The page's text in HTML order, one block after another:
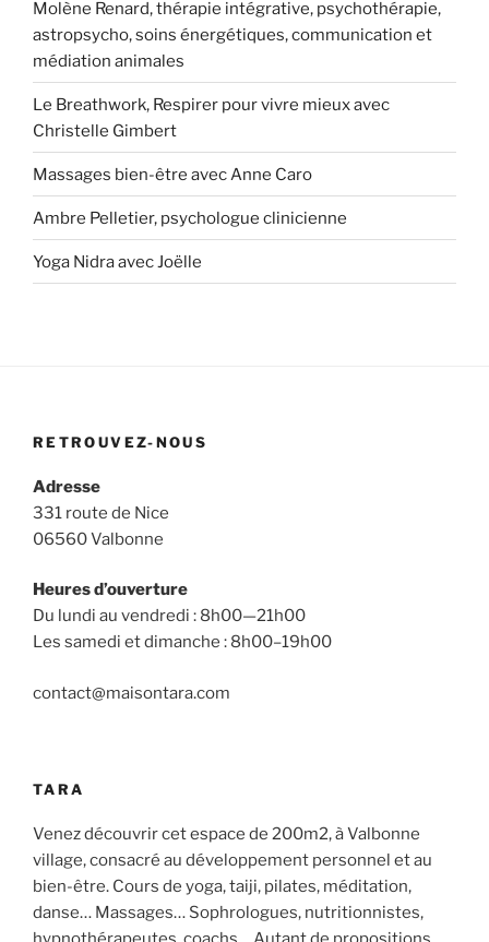
Molène Renard, thérapie intégrative, psychothérapie,
astropsycho, soins énergétiques, communication et
médiation animales
Le Breathwork, Respirer pour vivre mieux avec
Christelle Gimbert
Massages bien-être avec Anne Caro
Ambre Pelletier, psychologue clinicienne
Yoga Nidra avec Joëlle
RETROUVEZ-NOUS
Adresse
331 route de Nice
06560 Valbonne
Heures d’ouverture
Du lundi au vendredi : 8h00—21h00
Les samedi et dimanche : 8h00–19h00
contact@maisontara.com
TARA
Venez découvrir cet espace de 200m2, à Valbonne
village, consacré au développement personnel et au
bien-être. Cours de yoga, taiji, pilates, méditation,
danse… Massages… Sophrologues, nutritionnistes,